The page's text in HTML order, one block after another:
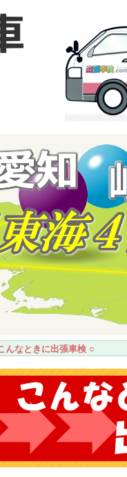
んなときに出張車検 ○